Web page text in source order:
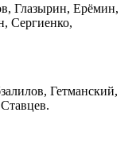
Глазырин, Ерёмин,
Сергиенко,
Гетманский,